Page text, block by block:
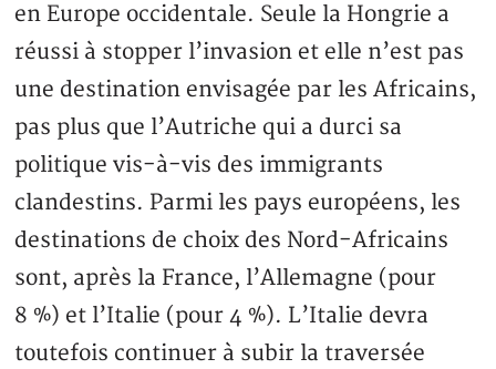
en Europe occidentale. Seule la Hongrie a
réussi à stopper l’invasion et elle n’est pas
une destination envisagée par les Africains,
pas plus que l’Autriche qui a durci sa
politique vis-à-vis des immigrants
clandestins. Parmi les pays européens, les
destinations de choix des Nord-Africains
sont, après la France, l’Allemagne (pour
8 %) et l’Italie (pour 4 %). L’Italie devra
toutefois continuer à subir la traversée